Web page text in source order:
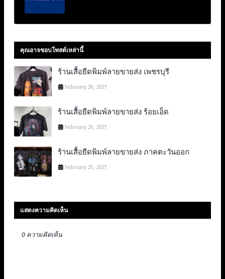
คุณอาจชอบโพสต์เหล่านี้
ร้านเสื้อยืดพิมพ์ลายขายส่ง เพชรบุรี
February 26, 2021
ร้านเสื้อยืดพิมพ์ลายขายส่ง ร้อยเอ็ด
February 26, 2021
ร้านเสื้อยืดพิมพ์ลายขายส่ง ภาคตะวันออก
February 25, 2021
แสดงความคิดเห็น
0 ความคิดเห็น